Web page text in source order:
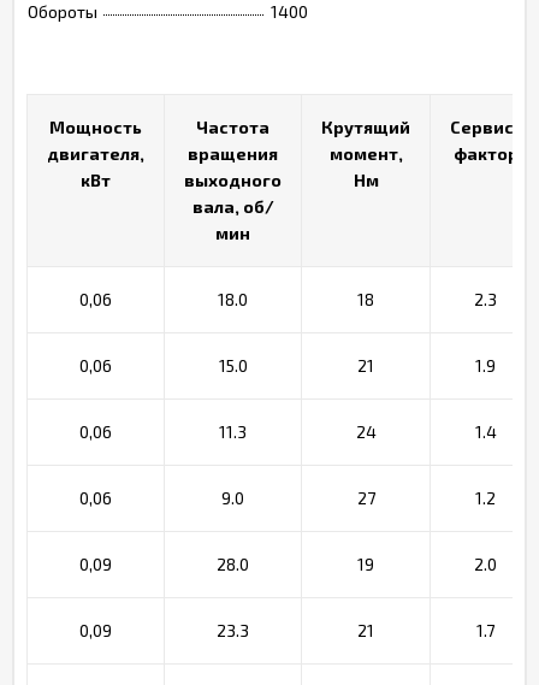
Обороты
1400
Мощность
двигателя,
кВт
Частота
вращения
выходного
вала, об/
мин
Крутящий
момент,
Нм
Сервис-
фактор
0,06 18.0 18 2.3
0,06 15.0 21 1.9
0,06 11.3 24 1.4
0,06 9.0 27 1.2
0,09 28.0 19 2.0
0,09 23.3 21 1.7
Мощность
двигателя,
кВт
Частота
вращения
выходного
вала, об/
мин
Крутящий
момент,
Нм
Сервис-
фактор